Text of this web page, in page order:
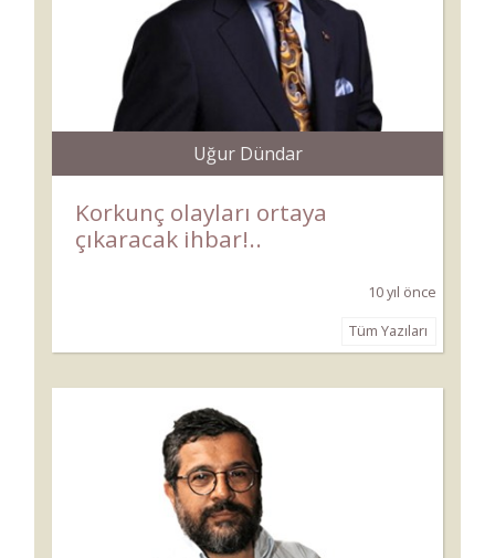
Uğur Dündar
Korkunç olayları ortaya
çıkaracak ihbar!..
10 yıl önce
Tüm Yazıları